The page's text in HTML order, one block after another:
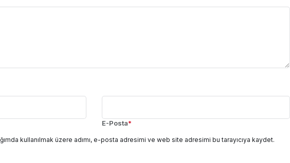
E-Posta*
kullanılmak üzere adımı, e-posta adresimi ve web site adresimi bu tarayıcıya kaydet.